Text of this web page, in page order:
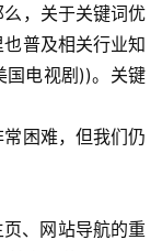
，关于关键词优
普及相关行业知
电视剧))。关键
困难，但我们仍
、网站导航的重